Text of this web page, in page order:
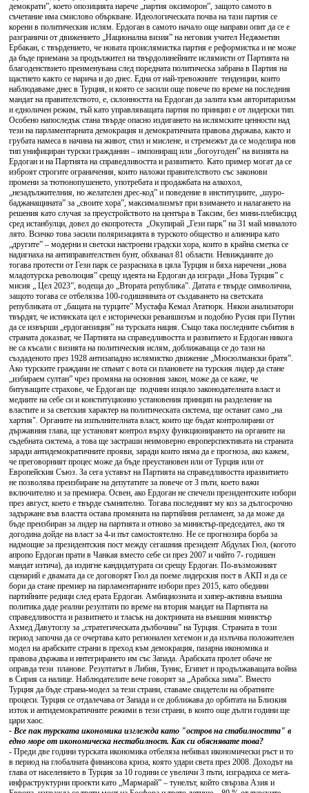
демократи”, което опозицията нарече „партия оксиморон”, защото самото в
съчетание има смислово объркване. Идеологическата почва на тази партия се
корени в политическия ислям. Ердоган в самото начало още направи опит да се е
разграничи от движението „Национална визия” на неговия учител Неджметин
Ербакан, с твърдението, че новата проислямистка партия е реформистка и не може
да бъде приемана за продължител на твърдолинейните ислямисти от Партията на
благоденствието преименувана след поредната политическа забрана в Партия на
щастието както се нарича и до днес. Една от най-тревожните тенденции, които
наблюдаваме днес в Турция, и която се засили още повече по време на последния
мандат на правителството, е, склонността на Ердоган да залита към авторитаризъм
и едноличен режим, тъй като управляващата партия по принцип е от лидерски тип.
Особено напоследък стана твърде опасно издигането на ислямските ценности над
тези на парламентарната демокрация и демократичната правова държава, както и
грубата намеса в начина на живот, стил и мислене, и стремежът да се моделира нов
тип унифициран турски гражданин – импониращ или „богоугоден” на визията на
Ердоган и на Партията на справедливостта и развитието. Като пример могат да се
изброят строгите ограничения, които наложи правителството със законови
промени за тютюнопушенето, употребата и продажбата на алкохол,
„незадължителния, но желателен дрес-код” и поведение в институциите, „шуро-
баджанащината” за „своите хора”, максимализмът при взимането и налагането на
решения като случая за преустройството на центъра в Таксим, без мини-плебисцид
сред истанбулци, довел до екопротеста „Окупирай „Гези парк” на 31 май миналото
лято. Всичко това засили поляризацията в турското общество и алиенира като
„другите” – модерни и светски настроени градски хора, които в крайна сметка се
надигнаха на антиправителствен бунт, обхванал 81 области. Невижданите до
тогава протести от Гези парк се разраснаха в цяла Турция и бяха наречени „нова
младотурска революция” срещу идеята на Ердоган да изгради „Нова Турция” с
мисия „ Цел 2023”, водеща до „Втората република”. Датата е твърде символична,
защото тогава се отбелязва 100-годишнината от създаването на светската
републиката от „бащата на турците” Мустафа Кемал Ататюрк. Някои анализатори
твърдят, че истинската цел е исторически реваншизъм и подобно Русия при Путин
да се извърши „ердоганзиция” на турската нация. Също така последните събития в
страната доказват, че Партията на справедливостта и развитието и Ердоган никога
не са късали с визията на политическия ислям, доближаваща се до тази на
създаденото през 1928 антизападно ислямистко движение „Мюсюлмански братя”.
Ако турските граждани не спънат с вота си плановете на турския лидер да стане
„избираем султан” чрез промяна на основния закон, може да се каже, че
битуващите страхове, че Ердоган ще подчини изцяло законодателната власт и
медиите на себе си и конституционно установения принцип на разделение на
властите и за светския характер на политическата система, ще останат само „на
хартия". Органите на изпълнителната власт, които ще бъдат контролирани от
държавния глава, ще установят контрол върху функционирането на органите на
съдебната система, а това ще застраши неимоверно европерспективата на страната
заради антидемократичните прояви, заради които няма да е прогноза, ако кажем,
че преговорният процес може да бъде преустановен или от Турция или от
Европейския Съюз. За сега уставът на Партията на справедливостта иразвитието
не позволява преизбиране на депутатите за повече от 3 пъти, което важи
включително и за премиера. Освен, ако Ердоган не спечели президентските избори
през август, което е твърде съмнително. Тогава последният му коз за дългосрочно
задържане във властта остава промяната на партийния регламент, за да може да
бъде преизбиран за лидер на партията и отново за министър-председател, ако тя
догодина дойде на власт за 4-и път самостоятелно. Не се прогнозира борба за
надмощие за президентския пост между сегашния президент Абдулах Гюл, (когото
апропо Ердоган прати в Чанкая вместо себе си през 2007 и чийто 7- годишен
мандат изтича), да издигне кандидатурата си срещу Ердоган. По-възможният
сценарий е двамата да се договорят Гюл да поеме лидерския пост в АКП и да се
бори да стане премиер на парламентарните избори през 2015, като обедини
партийните редици след ерата Ердоган. Амбициозната и хипер-активна външна
политика даде реални резултати по време на втория мандат на Партията на
справедливостта и развитието и тласък на доктрината на външния министър
Ахмед Давутоглу за „стратегическата дълбочина” на Турция. Страната в този
период започна да се очертава като регионален хегемон и да излъчва положителен
модел на арабските страни в преход към демокрация, пазарна икономика и
правова държава и интегрирането им със Запада. Арабската пролет обаче не
оправда тези планове. Резултатът в Либия, Тунис, Египет и продължаващата война
в Сирия са налице. Наблюдателите вече говорят за „Арабска зима”. Вместо
Турция да бъде страна-модел за тези страни, ставаме свидетели на обратните
процеси. Турция се отдалечава от Запада и се доближава до орбитата на Близкия
изток и антидемократичните режими в тези страни, в които още дълги години ще
цари хаос.
- Все пак турската икономика изглежда като "остров на стабилността" в
едно море от икономическа нестабилност. Как си обяснявате това?
- Преди две години турската икономика отбеляза небивал икономически ръст и то
в период на глобалната финансова криза, която удари света през 2008. Доходът на
глава от населението в Турция за 10 години се увеличи 3 пъти, изградиха се мега-
инфраструктурни проекти като „Мармарай” – тунелът, който свързва Азия и